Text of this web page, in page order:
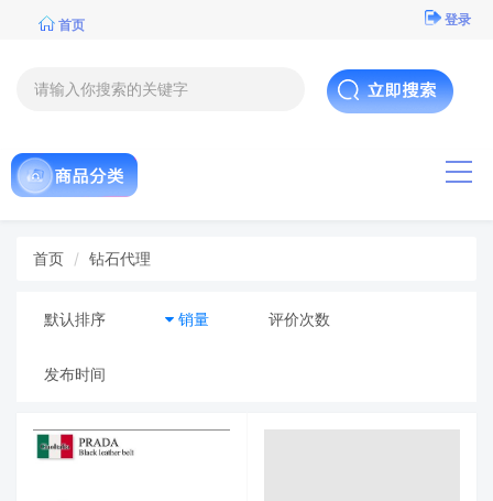
首页 登录
首页 钻石代理
默认排序 销量 评价次数
发布时间